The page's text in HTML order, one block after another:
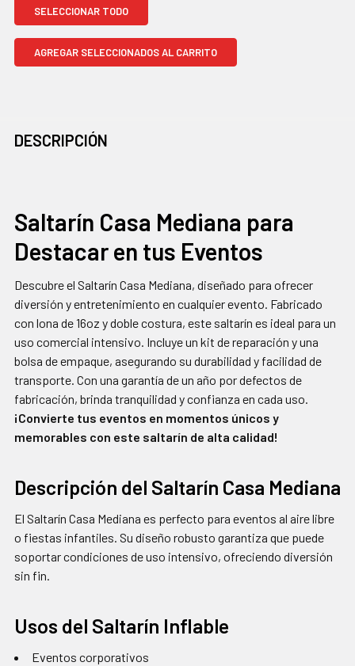
SELECCIONAR TODO
AGREGAR SELECCIONADOS AL CARRITO
DESCRIPCIÓN
Saltarín Casa Mediana para
Destacar en tus Eventos
Descubre el Saltarín Casa Mediana, diseñado para ofrecer
diversión y entretenimiento en cualquier evento. Fabricado
con lona de 16oz y doble costura, este saltarín es ideal para un
uso comercial intensivo. Incluye un kit de reparación y una
bolsa de empaque, asegurando su durabilidad y facilidad de
transporte. Con una garantía de un año por defectos de
fabricación, brinda tranquilidad y confianza en cada uso.
¡Convierte tus eventos en momentos únicos y
memorables con este saltarín de alta calidad!
Descripción del Saltarín Casa Mediana
El Saltarín Casa Mediana es perfecto para eventos al aire libre
o fiestas infantiles. Su diseño robusto garantiza que puede
soportar condiciones de uso intensivo, ofreciendo diversión
sin fin.
Usos del Saltarín Inflable
Eventos corporativos